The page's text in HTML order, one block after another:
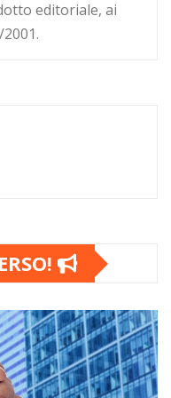
editoriale, ai